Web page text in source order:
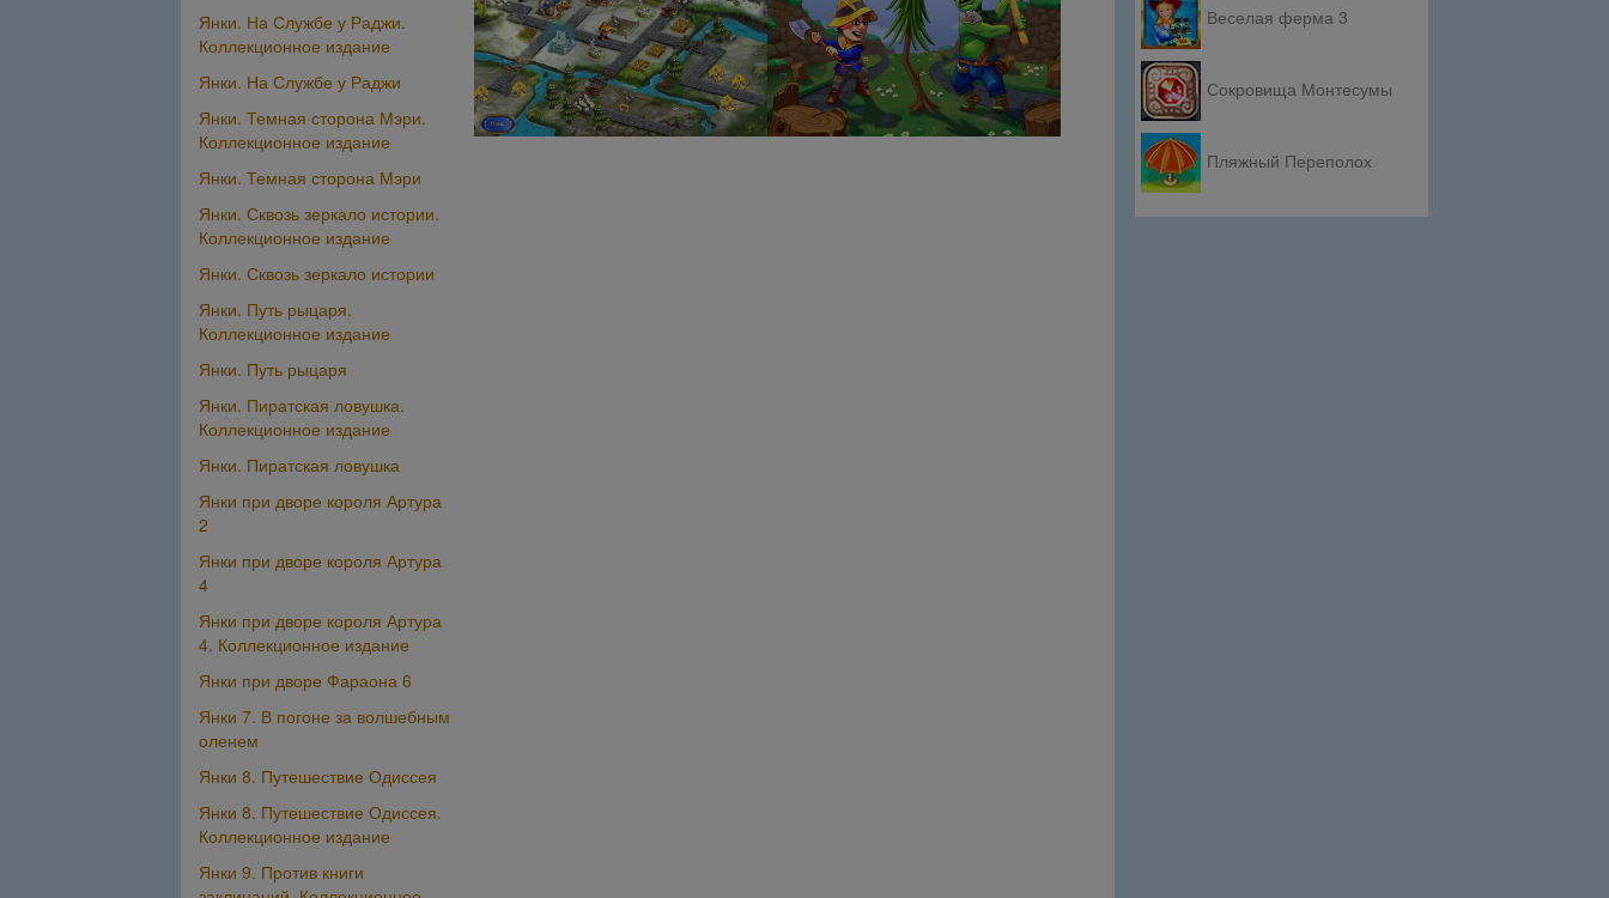
Янки. На Службе у Раджи.
Коллекционное издание
Янки. На Службе у Раджи
Янки. Темная сторона Мэри.
Коллекционное издание
Янки. Темная сторона Мэри
Янки. Сквозь зеркало истории.
Коллекционное издание
Янки. Сквозь зеркало истории
Янки. Путь рыцаря.
Коллекционное издание
Янки. Путь рыцаря
Янки. Пиратская ловушка.
Коллекционное издание
Янки. Пиратская ловушка
Янки при дворе короля Артура
2
Янки при дворе короля Артура
4
Янки при дворе короля Артура
4. Коллекционное издание
Янки при дворе Фараона 6
Янки 7. В погоне за волшебным
оленем
Янки 8. Путешествие Одиссея
Янки 8. Путешествие Одиссея.
Коллекционное издание
Янки 9. Против книги
Веселая ферма 3
Сокровища Монтесумы
Пляжный Переполох